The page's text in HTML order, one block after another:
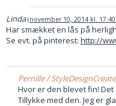
Linda november 10, 2014 kl. 17:40
Har smækket en lås på
Se evt. på pinterest: http://
Pernille /
Hvor er den blevet fin!
Tillykke med den. Jeg er